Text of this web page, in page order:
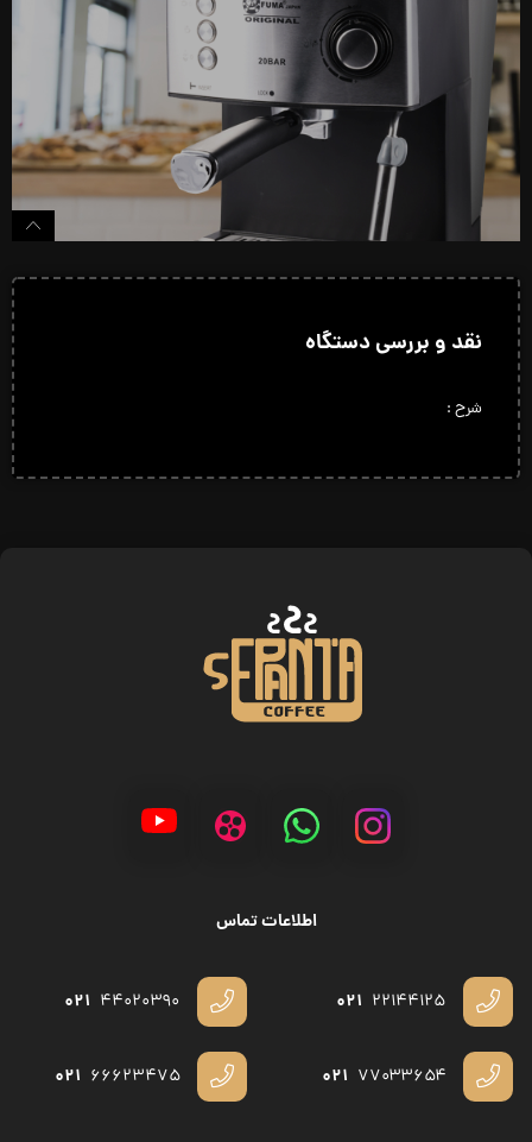
نقد و بررسی دستگاه
شرح :
اطلاعات تماس
۰۲۱ ۲۲۱۴۴۱۲۵ ۰۲۱ ۴۴۰۲۰۳۹۰
۰۲۱ ۷۷۰۳۳۶۵۴ ۰۲۱ ۶۶۶۲۳۴۷۵